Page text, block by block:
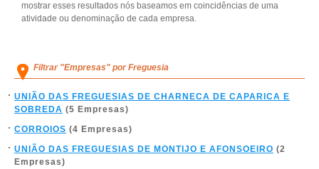
mostrar esses resultados nós baseamos em coincidências de uma
atividade ou denominação de cada empresa.
Filtrar "Empresas" por Freguesia
UNIÃO DAS FREGUESIAS DE CHARNECA DE CAPARICA E
SOBREDA (5 Empresas)
CORROIOS (4 Empresas)
UNIÃO DAS FREGUESIAS DE MONTIJO E AFONSOEIRO (2
Empresas)